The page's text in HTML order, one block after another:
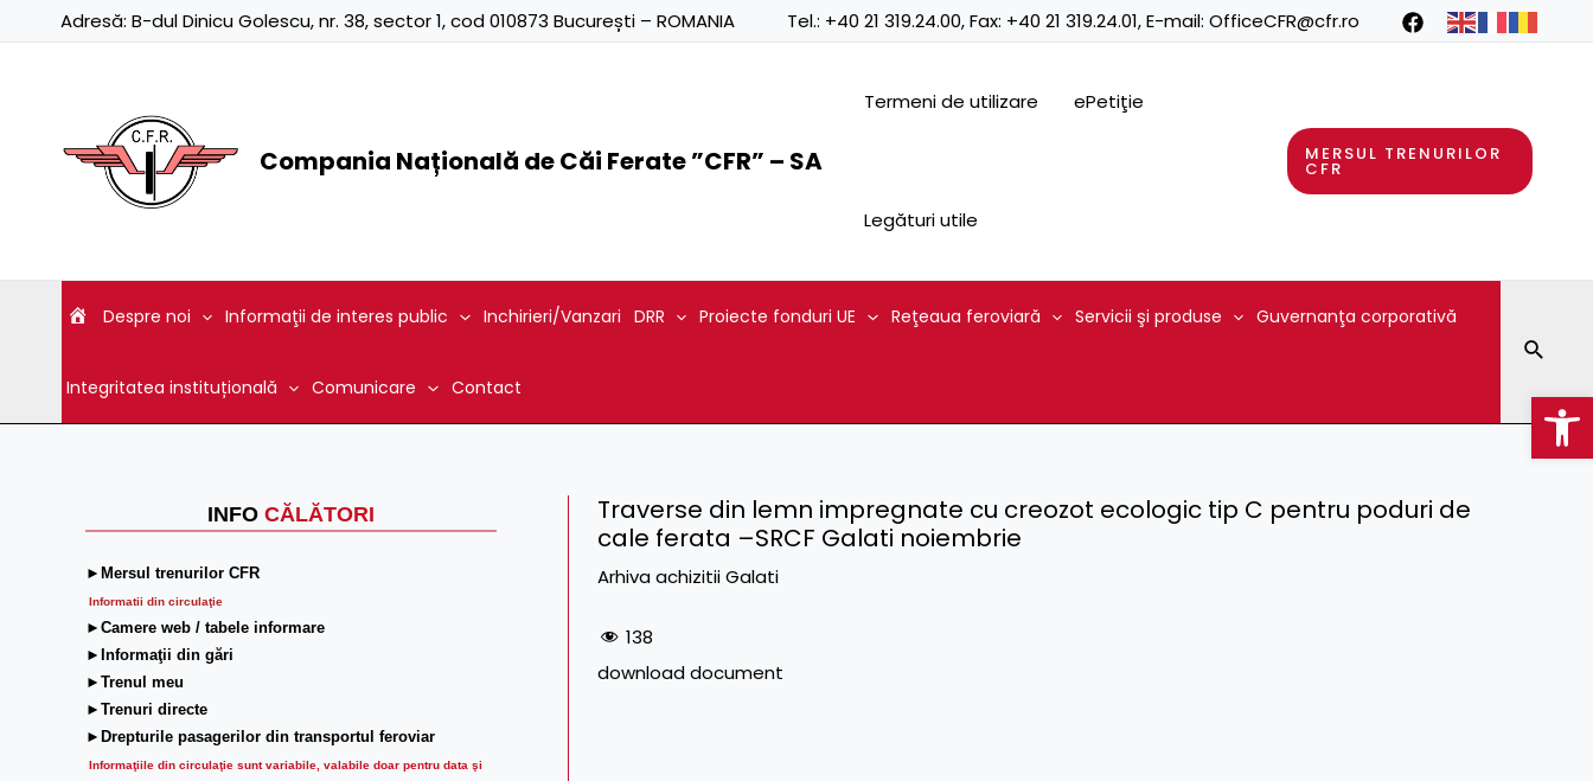
Adresă: B-dul Dinicu Golescu, nr. 38, sector 1, cod 010873 București – ROMANIA Tel.: +40 21 319.24.00, Fax: +40 21 319.24.01, E-mail: OfficeCFR@cfr.ro
Compania Națională de Căi Ferate ”CFR” – SA
Termeni de utilizare ePetiţie
Legături utile
MERSUL TRENURILOR
CFR
Despre noi Informaţii de interes public Inchirieri/Vanzari DRR Proiecte fonduri UE Reţeaua feroviară Servicii şi produse Guvernanţa corporativă
Integritatea instituțională Comunicare Contact
INFO CĂLĂTORI
►Mersul trenurilor CFR
Informatii din circulaţie
►Camere web / tabele informare
►Informaţii din gări
►Trenul meu
►Trenuri directe
►Drepturile pasagerilor din transportul feroviar
Informaţiile din circulaţie sunt variabile, valabile doar pentru data şi
Traverse din lemn impregnate cu creozot ecologic tip C pentru poduri de
cale ferata –SRCF Galati noiembrie
Arhiva achizitii Galati
138
download document